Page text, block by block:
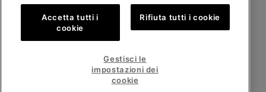
Politica sulla privacy Termini di utilizzo
Condizioni Generali di Vendita
Public CBCR
Servizio clienti: Lun. - Ven. 9:00 - 13:00 & 14:00 - 18:00
Shopping online disponibile
Accetta tutti i
cookie
Rifiuta tutti i cookie
Gestisci le
impostazioni dei
cookie